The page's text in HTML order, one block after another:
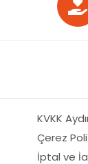
KVKK
Çerez
İptal ve